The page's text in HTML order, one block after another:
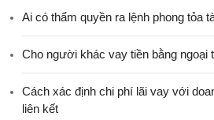
Ai có thẩm quyền ra lệnh phong tỏa
Cho người khác vay tiền bằng ngoại
Cách xác định chi phí lãi vay với
liên kết